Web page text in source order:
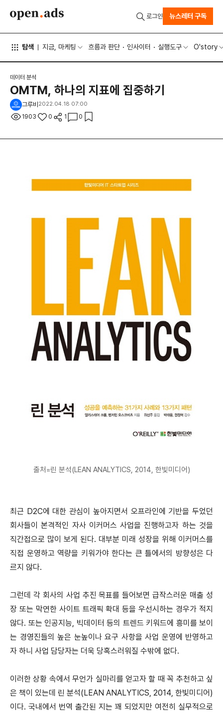
탐색 지금, 마케팅 흐름과 판단 인사이터 실행도구 O'story
로그인 뉴스레터 구독
데이터 분석
OMTM, 하나의 지표에 집중하기
그루비 2022.04.18 07:00
1903 0 1 0
출처=린 분석(LEAN ANALYTICS, 2014, 한빛미디어)
최근 D2C에 대한 관심이 높아지면서 오프라인에 기반을 두었던
회사들이 본격적인 자사 이커머스 사업을 진행하고자 하는 것을
직간접으로 많이 보게 된다. 대부분 미래 성장을 위해 이커머스를
직접 운영하고 역량을 키워가야 한다는 큰 틀에서의 방향성은 다
르지 않다.
그런데 각 회사의 사업 추진 목표를 들어보면 급작스러운 매출 성
장 또는 막연한 사이트 트래픽 확대 등을 우선시하는 경우가 적지
않다. 또는 인공지능, 빅데이터 등의 트렌드 키워드에 흥미를 보이
는 경영진들의 높은 눈높이나 요구 사항을 사업 운영에 반영하고
자 하니 사업 담당자는 더욱 당혹스러워질 수밖에 없다.
이러한 상황 속에서 무언가 실마리를 얻고자 할 때 꼭 추천하고 싶
은 책이 있는데 린 분석(LEAN ANALYTICS, 2014, 한빛미디어)
이다. 국내에서 번역 출간된 지는 꽤 되었지만 여전히 실무적으로